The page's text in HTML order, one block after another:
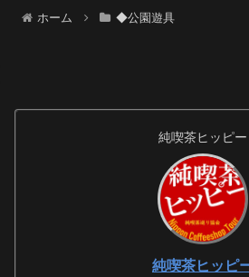
ホーム ◆公園遊具
純喫茶ヒッピー
純喫茶ヒッピ